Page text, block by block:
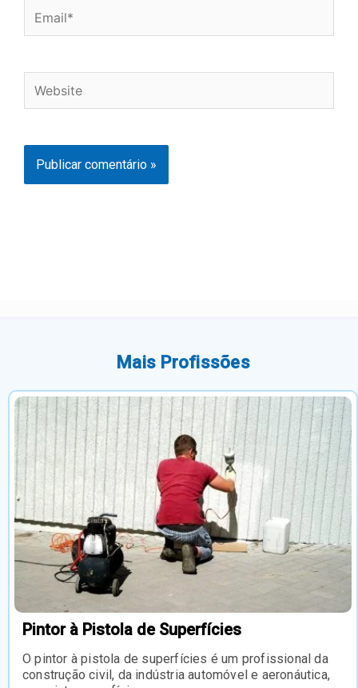
Mais Profissões
Pintor à Pistola de Superfícies
O pintor à pistola de superfícies é um profissional da
construção civil, da indústria automóvel e aeronáutica,